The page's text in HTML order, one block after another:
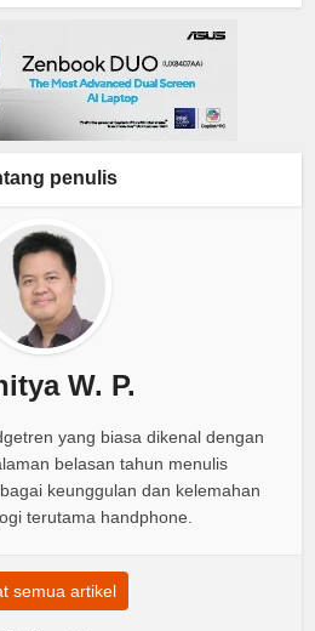
penulis
W. P.
yang biasa dikenal dengan
belasan tahun menulis
keunggulan dan kelemahan
terutama handphone.
semua artikel